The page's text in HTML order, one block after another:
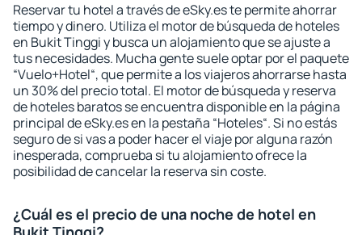
Reservar tu hotel a través de eSky.es te permite ahorrar
tiempo y dinero. Utiliza el motor de búsqueda de hoteles
en Bukit Tinggi y busca un alojamiento que se ajuste a
tus necesidades. Mucha gente suele optar por el paquete
“Vuelo+Hotel“, que permite a los viajeros ahorrarse hasta
un 30% del precio total. El motor de búsqueda y reserva
de hoteles baratos se encuentra disponible en la página
principal de eSky.es en la pestaña “Hoteles“. Si no estás
seguro de si vas a poder hacer el viaje por alguna razón
inesperada, comprueba si tu alojamiento ofrece la
posibilidad de cancelar la reserva sin coste.
¿Cuál es el precio de una noche de hotel en